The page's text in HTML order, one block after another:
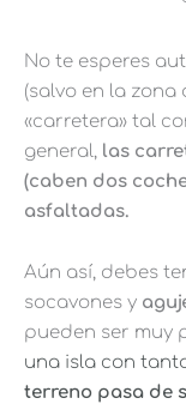
No te esperes
(salvo en la
«carretera» tal
general, las
(caben dos
asfaltadas.
Aún así, debes
socavones y
pueden ser muy
una isla con
terreno pasa de